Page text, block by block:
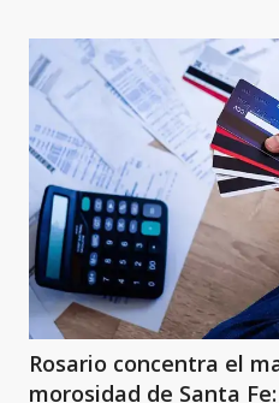
Rosario concentra el
morosidad de Santa